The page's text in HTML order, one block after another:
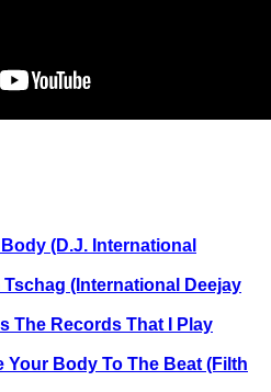
(D.J. International
(International Deejay
The Records That I Play
Your Body To The Beat (Filth